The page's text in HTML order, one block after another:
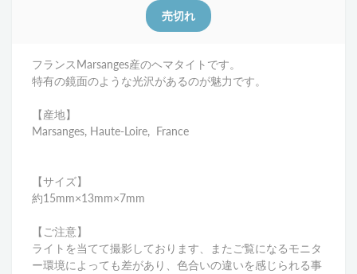
フランスMarsanges産のヘマタイトです。
特有の鏡面のような光沢があるのが魅力です。
【産地】
Marsanges, Haute-Loire, France
【サイズ】
約15mm×13mm×7mm
【ご注意】
ライトを当てて撮影しております、またご覧になるモニタ
ー環境によっても差があり、色合いの違いを感じられる事